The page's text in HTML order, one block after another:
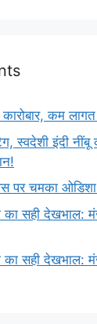
कारोबार, कम
स्वदेशी इंदी नींबू
पर चमका
सही देखभाल:
सही देखभाल: